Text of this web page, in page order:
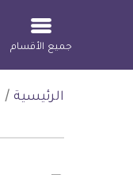
جميع الأقسام
الرئيسية /